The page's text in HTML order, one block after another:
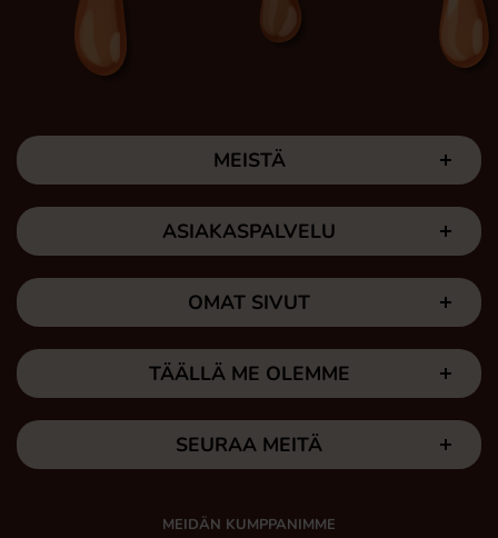
MEISTÄ
ASIAKASPALVELU
OMAT SIVUT
TÄÄLLÄ ME OLEMME
SEURAA MEITÄ
MEIDÄN KUMPPANIMME